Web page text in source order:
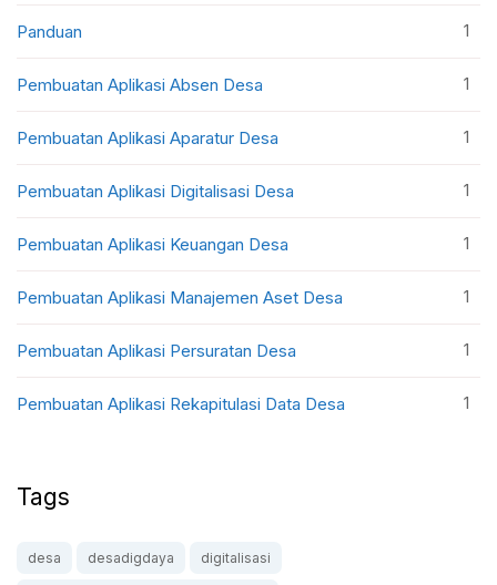
Panduan 1
Pembuatan Aplikasi Absen Desa 1
Pembuatan Aplikasi Aparatur Desa 1
Pembuatan Aplikasi Digitalisasi Desa 1
Pembuatan Aplikasi Keuangan Desa 1
Pembuatan Aplikasi Manajemen Aset Desa 1
Pembuatan Aplikasi Persuratan Desa 1
Pembuatan Aplikasi Rekapitulasi Data Desa 1
Tags
desa desadigdaya digitalisasi